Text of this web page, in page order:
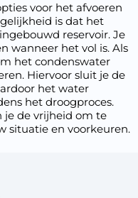
voor het afvoeren
is dat het
reservoir. Je
wanneer het vol is. Als
het condenswater
Hiervoor sluit je de
het water
het droogproces.
je de vrijheid om te
situatie en voorkeuren.